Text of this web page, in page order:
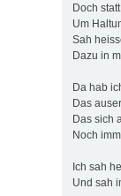
Doch
Um
Sah
Dazu in
Da hab
Das
Das sich
Noch
Ich sah
Und sah